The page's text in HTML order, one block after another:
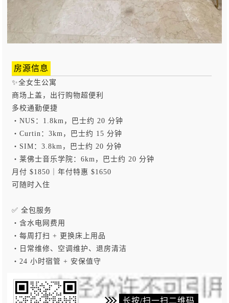
房源信息
✨全女生公寓
商场上盖，出行购物超便利
多校通勤便捷
・NUS：1.8km，巴士约 20 分钟
・Curtin：3km，巴士约 15 分钟
・SIM：3.8km，巴士约 20 分钟
・莱佛士音乐学院：6km，巴士约 20 分钟
月付 $1850｜年付特惠 $1650
可随时入住
✅ 全包服务
・含水电网费用
・每周打扫 + 更换床上用品
・日常维修、空调维护、退房清洁
・24 小时宿管 + 安保值守
长按/扫一扫二维码